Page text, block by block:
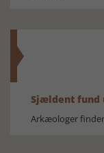
Sjældent fund
Arkæologer